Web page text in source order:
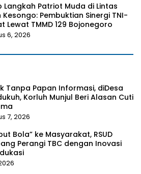
Langkah Patriot Muda di Lintas
Kesongo: Pembuktian Sinergi TNI-
Lewat TMMD 129 Bojonegoro
6, 2026
Tanpa Papan Informasi, diDesa
Korluh Munjul Beri Alasan Cuti
7, 2026
Bola” ke Masyarakat, RSUD
Perangi TBC dengan Inovasi